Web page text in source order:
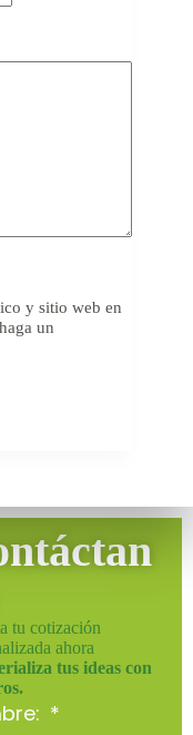
y sitio web en
un
tu cotización
ahora
tus ideas con